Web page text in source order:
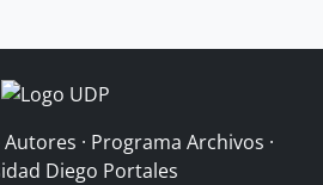
· Programa Archivos ·
Diego Portales